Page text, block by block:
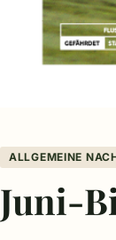
ALLGEMEINE
Juni-